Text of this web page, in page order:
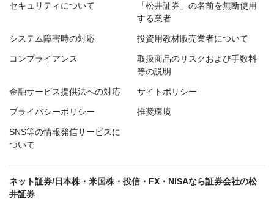
セキュリティについて
「松井証券」の名前を無断使用
する業者
システム障害時の対応 投資用教材販売業者について
コンプライアンス
取扱商品のリスクおよび手数料
等の説明
金融サービス提供法への対応 サイトポリシー
プライバシーポリシー 推奨環境
SNS等の情報発信サービスに
ついて
ネット証券/日本株・米国株・投信・FX・NISAなら証券会社の松
井証券